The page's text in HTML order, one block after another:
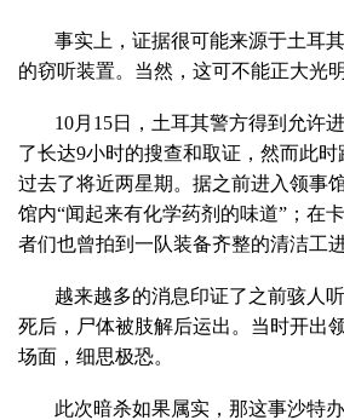
事实上，证据很可能来源于土耳
的窃听装置。当然，这可不能正大光
10月15日，土耳其警方得到允许
了长达9小时的搜查和取证，然而此
过去了将近两星期。据之前进入领事
馆内“闻起来有化学药剂的味道”；在
者们也曾拍到一队装备齐整的清洁工进
越来越多的消息印证了之前骇
死后，尸体被肢解后运出。当时开出
场面，细思极恐。
此次暗杀如果属实，那这事沙特办